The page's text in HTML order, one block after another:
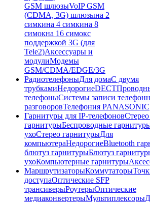
GSM шлюзыVoIP GSM
(CDMA, 3G) шлюзына 2
симкина 4 симкина 8
симокна 16 симокс
поддержкой 3G (для
Tele2)Аксессуары и
модулиМодемы
GSM/CDMA/EDGE/3G
РадиотелефоныДля домаС двумя
трубкамиНедорогиеDECT
телефоныСистемы записи
разговоровТелефония PANASONIC
Гарнитуры для IP-телефонов
гарнитурыБеспроводные
ухоСтерео гарнитурыДля
компьютераНедорогиеBluetooth
блютуз гарнитурыБлютуз
ухоКомпьютерные гарнитуры
МаршрутизаторыКоммутаторы
доступаОптические SFP
трансиверыРоутерыОптические
медиаконвертерыМультиплексоры